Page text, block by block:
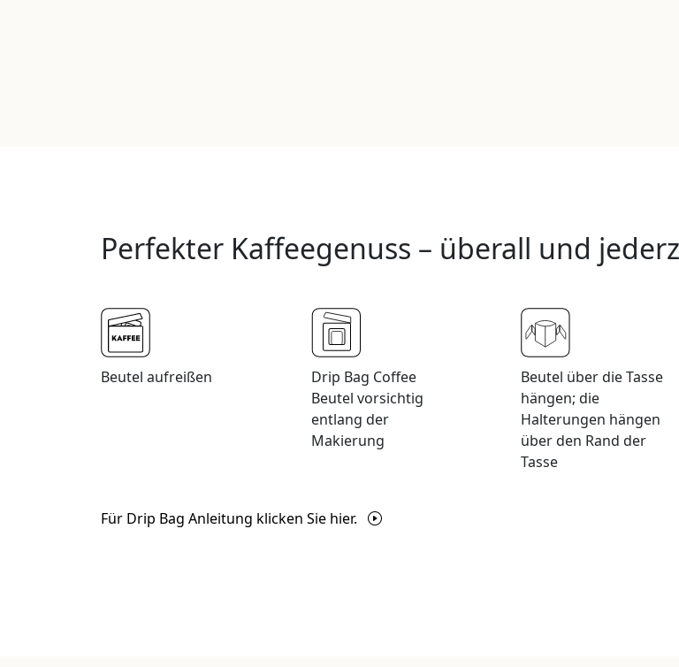
Perfekter Kaffeegenuss – überall und
Beutel aufreißen
Drip Bag Coffee
Beutel vorsichtig
entlang der
Makierung
Beutel über die Tasse
hängen; die
Halterungen hängen
über den Rand der
Tasse
Für Drip Bag Anleitung klicken Sie hier.